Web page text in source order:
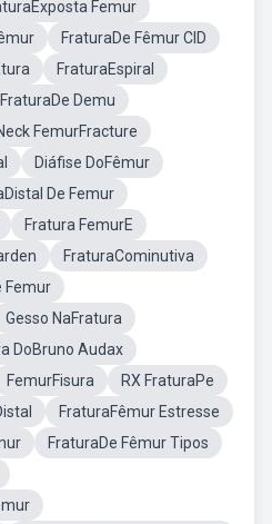
Femur
FraturaDe Fêmur CID
FraturaEspiral
FraturaDe Demu
FemurFracture
Diáfise DoFêmur
De Femur
Fratura FemurE
FraturaCominutiva
Femur
Gesso NaFratura
DoBruno Audax
FemurFisura
RX FraturaPe
FraturaFêmur Estresse
FraturaDe Fêmur Tipos